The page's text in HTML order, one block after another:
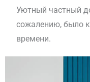
Уютный частный
сожалению, было
времени.